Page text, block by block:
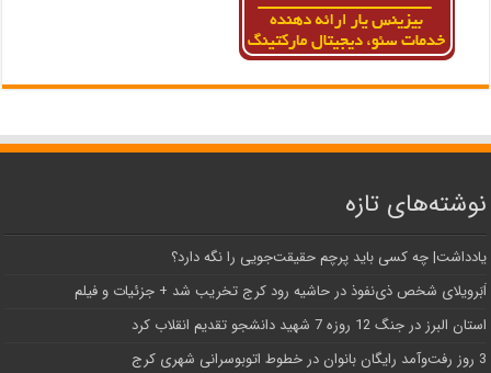
نوشته‌های تازه
یادداشت| ‌چه کسی باید پرچم حقیقت‌جویی را نگه دارد؟
اَبَر‌ویلای شخص ذی‌نفوذ در حاشیه‌ رود کرج تخریب شد + جزئیات و فیلم
استان البرز در جنگ 12 روزه 7 شهید دانشجو تقدیم انقلاب کرد
3 روز رفت‌وآمد رایگان بانوان در خطوط اتوبوسرانی شهری کرج